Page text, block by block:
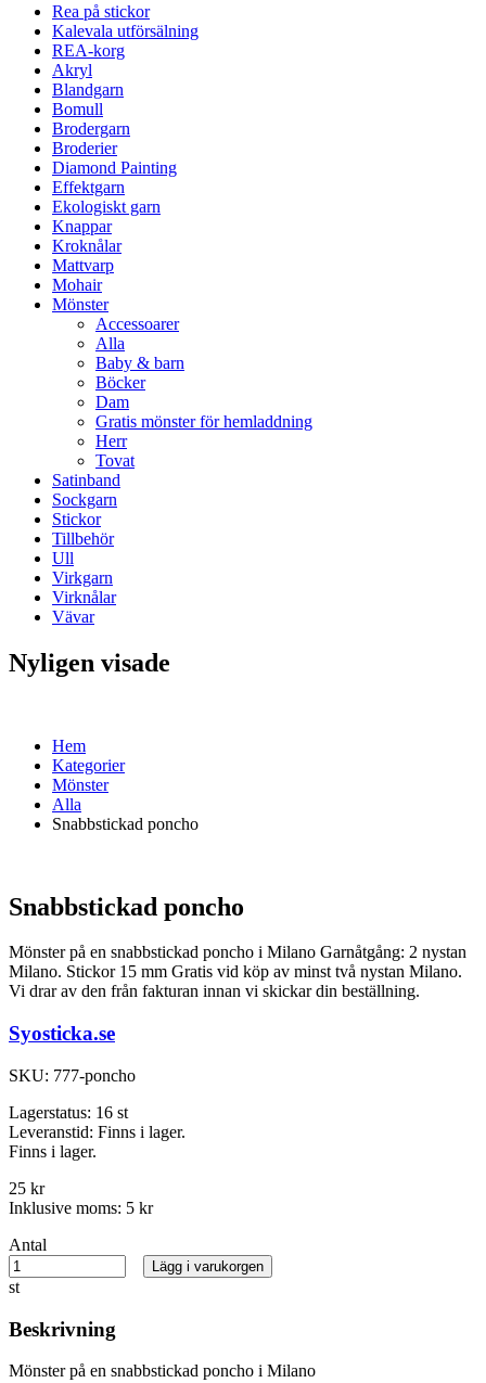
Rea på stickor
Kalevala utförsälning
REA-korg
Akryl
Blandgarn
Bomull
Brodergarn
Broderier
Diamond Painting
Effektgarn
Ekologiskt garn
Knappar
Kroknålar
Mattvarp
Mohair
Mönster
Accessoarer
Alla
Baby & barn
Böcker
Dam
Gratis mönster för hemladdning
Herr
Tovat
Satinband
Sockgarn
Stickor
Tillbehör
Ull
Virkgarn
Virknålar
Vävar
Nyligen visade
Hem
Kategorier
Mönster
Alla
Snabbstickad poncho
Snabbstickad poncho
Mönster på en snabbstickad poncho i Milano Garnåtgång: 2 nystan
Milano. Stickor 15 mm Gratis vid köp av minst två nystan Milano.
Vi drar av den från fakturan innan vi skickar din beställning.
Syosticka.se
SKU: 777-poncho
Lagerstatus: 16 st
Leveranstid: Finns i lager.
Finns i lager.
25 kr
Inklusive moms: 5 kr
Antal
st
Lägg i varukorgen
Beskrivning
Mönster på en snabbstickad poncho i Milano